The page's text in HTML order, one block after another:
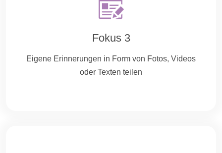
Fokus 3
Eigene Erinnerungen in Form von Fotos, Videos
oder Texten teilen